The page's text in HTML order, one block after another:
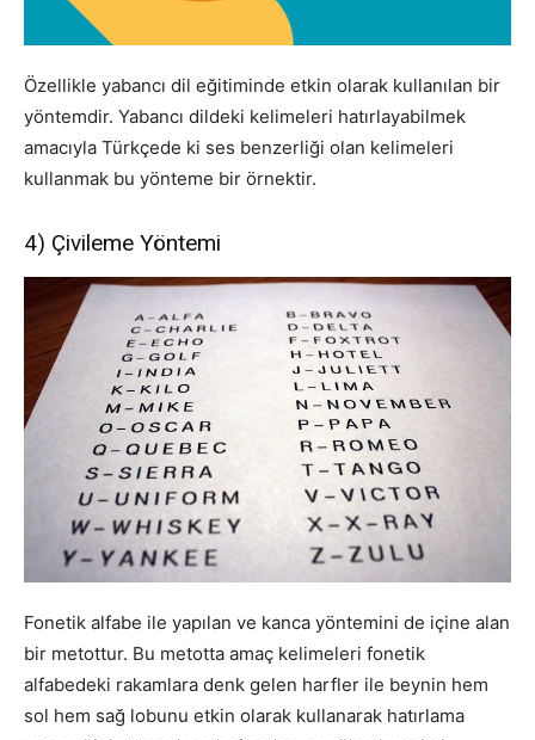
Özellikle yabancı dil eğitiminde etkin olarak kullanılan bir
yöntemdir. Yabancı dildeki kelimeleri hatırlayabilmek
amacıyla Türkçede ki ses benzerliği olan kelimeleri
kullanmak bu yönteme bir örnektir.
4) Çivileme Yöntemi
Fonetik alfabe ile yapılan ve kanca yöntemini de içine alan
bir metottur. Bu metotta amaç kelimeleri fonetik
alfabedeki rakamlara denk gelen harfler ile beynin hem
sol hem sağ lobunu etkin olarak kullanarak hatırlama